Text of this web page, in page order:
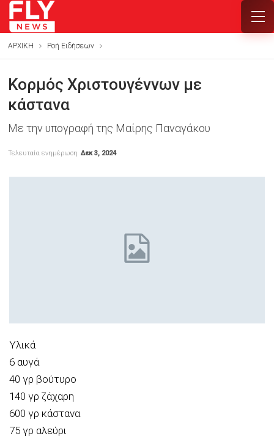
ΑΡΧΙΚΗ Ροή Ειδήσεων
Κορμός Χριστουγέννων με
κάστανα
Με την υπογραφή της Μαίρης Παναγάκου
Τελευταία ενημέρωση Δεκ 3, 2024
Υλικά
6 αυγά
40 γρ βούτυρο
140 γρ ζάχαρη
600 γρ κάστανα
75 γρ αλεύρι